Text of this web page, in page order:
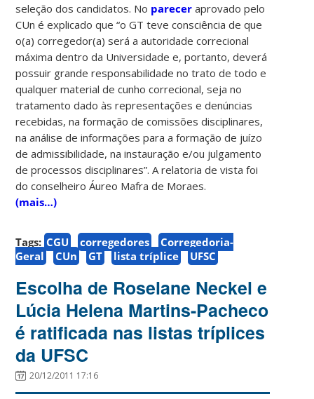
seleção dos candidatos. No parecer aprovado pelo
CUn é explicado que “o GT teve consciência de que
o(a) corregedor(a) será a autoridade correcional
máxima dentro da Universidade e, portanto, deverá
possuir grande responsabilidade no trato de todo e
qualquer material de cunho correcional, seja no
tratamento dado às representações e denúncias
recebidas, na formação de comissões disciplinares,
na análise de informações para a formação de juízo
de admissibilidade, na instauração e/ou julgamento
de processos disciplinares”. A relatoria de vista foi
do conselheiro Áureo Mafra de Moraes.
(mais…)
Tags: CGU corregedores
Corregedoria-
Geral
CUn GT lista tríplice UFSC
Escolha de Roselane Neckel e
Lúcia Helena Martins-Pacheco
é ratificada nas listas tríplices
da UFSC
20/12/2011 17:16